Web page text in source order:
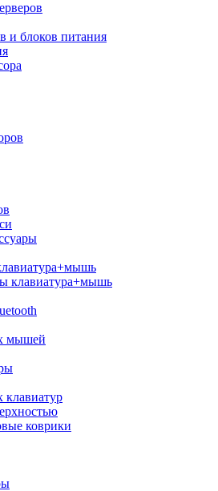
и блоков питания
клавиатура+мышь
мышей
клавиатур
коврики